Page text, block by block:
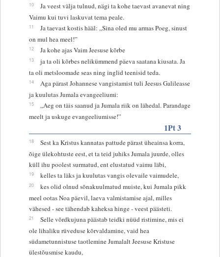
10
Ja veest välja tulnud, nägi ta kohe taevast avanevat ning
Vaimu kui tuvi laskuvat tema peale.
11
Ja taevast kostis hääl: „Sina oled mu armas Poeg, sinust
on mul hea meel!”
12 Ja kohe ajas Vaim Jeesuse kõrbe
13
ja ta oli kõrbes nelikümmend päeva saatana kiusata. Ja
ta oli metsloomade seas ning inglid teenisid teda.
14
Aga pärast Johannese vangistamist tuli Jeesus Galileasse
ja kuulutas Jumala evangeeliumi:
15
„Aeg on täis saanud ja Jumala riik on lähedal. Parandage
meelt ja uskuge evangeeliumisse!”
1Pt 3
18
Sest ka Kristus kannatas pattude pärast üheainsa korra,
õige ülekohtuste eest, et ta teid juhiks Jumala juurde, olles
küll ihu poolest surmatud, ent elustatud vaimu läbi,
19 kelles ta läks ja kuulutas vangis olevaile vaimudele,
20
kes olid olnud sõnakuulmatud muiste, kui Jumala pikk
meel ootas Noa päevil, laeva valmistamise ajal, milles
vähesed - see tähendab kaheksa hinge - veest päästeti.
21
Selle võrdkujuna päästab teidki nüüd ristimine, mis ei
ole lihaliku rüveduse kõrvaldamine, vaid hea
südametunnistuse taotlemine Jumalalt Jeesuse Kristuse
ülestõusmise kaudu,